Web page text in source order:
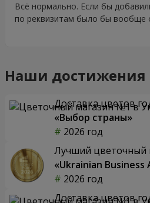
Всё нормально. Если бы
по реквизитам было бы вообще
Наши достижения
Доставка цветов
«Выбор страны»
2026 год
Лучший цветочный
«Ukrainian Business
2026 год
Доставка цветов